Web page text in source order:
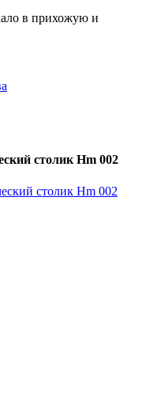
в прихожую и
столик Hm 002